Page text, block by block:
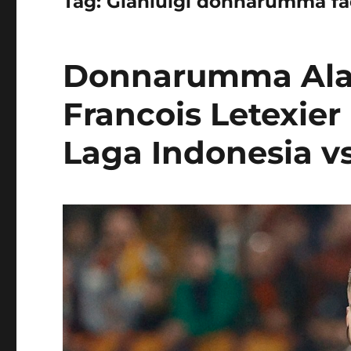
Donnarumma
Francois
Laga Indonesia